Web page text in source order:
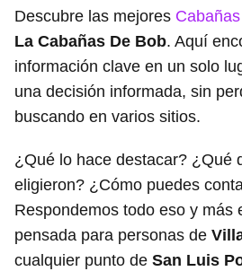
Descubre las mejores
La Cabañas De Bob. Aquí
información clave en un solo
una decisión informada, sin
buscando en varios sitios.
¿Qué lo hace destacar? ¿Qué
eligieron? ¿Cómo puedes
Respondemos todo eso y más
pensada para personas de
cualquier punto de San Luis